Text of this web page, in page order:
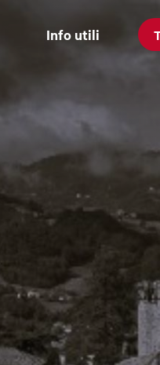
Info utili